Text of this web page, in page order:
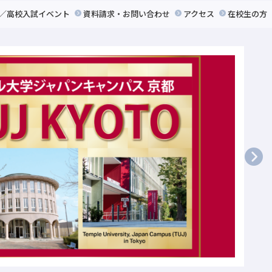
高校入試イベント 資料請求・ お問い合わせ アクセス 在校生の方